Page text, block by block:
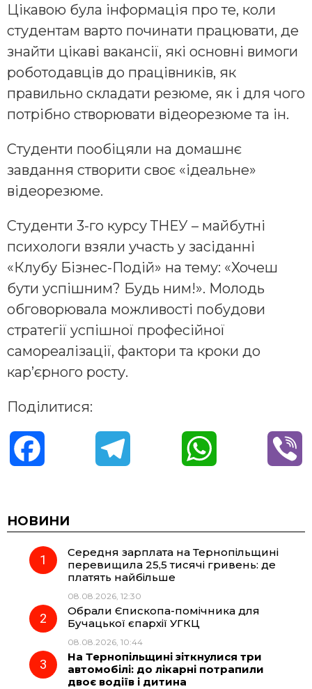
Цікавою була інформація про те, коли
студентам варто починати працювати, де
знайти цікаві вакансії, які основні вимоги
роботодавців до працівників, як
правильно складати резюме, як і для чого
потрібно створювати відеорезюме та ін.
Студенти пообіцяли на домашнє
завдання створити своє «ідеальне»
відеорезюме.
Студенти 3-го курсу ТНЕУ – майбутні
психологи взяли участь у засіданні
«Клубу Бізнес-Подій» на тему: «Хочеш
бути успішним? Будь ним!». Молодь
обговорювала можливості побудови
стратегії успішної професійної
самореалізації, фактори та кроки до
кар’єрного росту.
Поділитися:
c
e
o
o
e
r
a
t
p
НОВИНИ
Середня зарплата на Тернопільщині
перевищила 25,5 тисячі гривень: де
платять найбільше
08.08.2026, 12:30
Обрали Єпископа-помічника для
Бучацької єпархії УГКЦ
08.08.2026, 10:44
На Тернопільщині зіткнулися три
автомобілі: до лікарні потрапили
двоє водіїв і дитина